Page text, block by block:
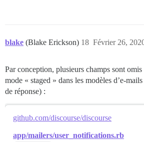
blake (Blake Erickson) Février 26,
18
Par conception, plusieurs champs sont
mode « staged » dans les modèles d’e-
de réponse) :
github.com/discourse/discourse
app/mailers/user_notifications.rb